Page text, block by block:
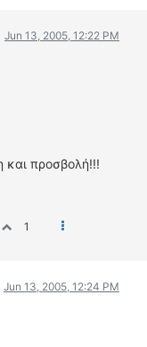
Jun 13, 2005, 12:22 PM
και προσβολή!!!
1
Jun 13, 2005, 12:24 PM